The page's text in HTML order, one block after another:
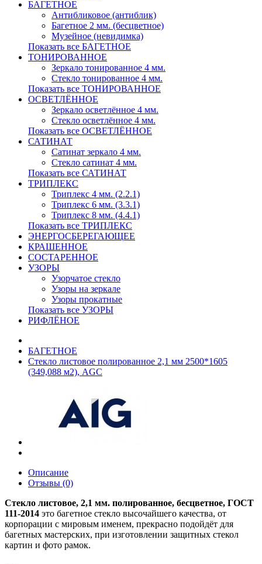
БАГЕТНОЕ
Антибликовое (антиблик)
Багетное 2 мм. (бесцветное)
Музейное (невидимка)
Показать все БАГЕТНОЕ
ТОНИРОВАННОЕ
Зеркало тонированное 4 мм.
Стекло тонированное 4 мм.
Показать все ТОНИРОВАННОЕ
ОСВЕТЛЁННОЕ
Зеркало осветлённое 4 мм.
Стекло осветлённое 4 мм.
Показать все ОСВЕТЛЁННОЕ
САТИНАТ
Сатинат зеркало 4 мм.
Стекло сатинат 4 мм.
Показать все САТИНАТ
ТРИПЛЕКС
Триплекс 4 мм. (2.2.1)
Триплекс 6 мм. (3.3.1)
Триплекс 8 мм. (4.4.1)
Показать все ТРИПЛЕКС
ЭНЕРГОСБЕРЕГАЮЩЕЕ
КРАШЕННОЕ
СОСТАРЕННОЕ
УЗОРЫ
Узорчатое стекло
Узоры на зеркале
Узоры прокатные
Показать все УЗОРЫ
РИФЛЁНОЕ
БАГЕТНОЕ
Стекло листовое полированное 2,1 мм 2500*1605
(349,088 м2), AGC
Описание
Отзывы (0)
Стекло листовое, 2,1 мм. полированное, бесцветное, ГОСТ
111-2014 это багетное стекло высочайшего качества, от
корпорации с мировым именем, прекрасно подойдёт для
багетных мастерских, при изготовлении защитных стекол
картин и фото рамок.